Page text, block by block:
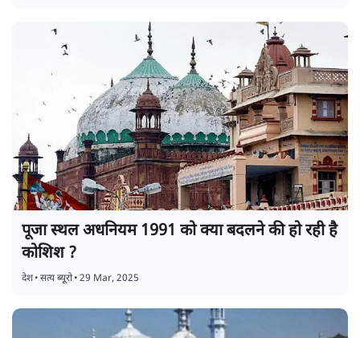
पूजा स्थल अधनियम 1991 को क्या बदलने की हो रही है
कोशिश ?
देश•सत्य ब्यूरो•29 Mar, 2025